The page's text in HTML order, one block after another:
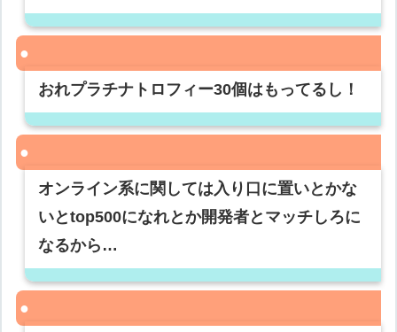
おれプラチナトロフィー30個はもってるし！
オンライン系に関しては入り口に置いとかな
いとtop500になれとか開発者とマッチしろに
なるから…